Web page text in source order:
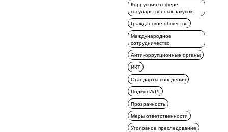
Коррупция в сфере
государственных закупок
Гражданское общество
Международное
сотрудничество
Антикоррупционные органы
ИКТ
Стандарты поведения
Подкуп ИДЛ
Прозрачность
Меры ответственности
Уголовное преследование